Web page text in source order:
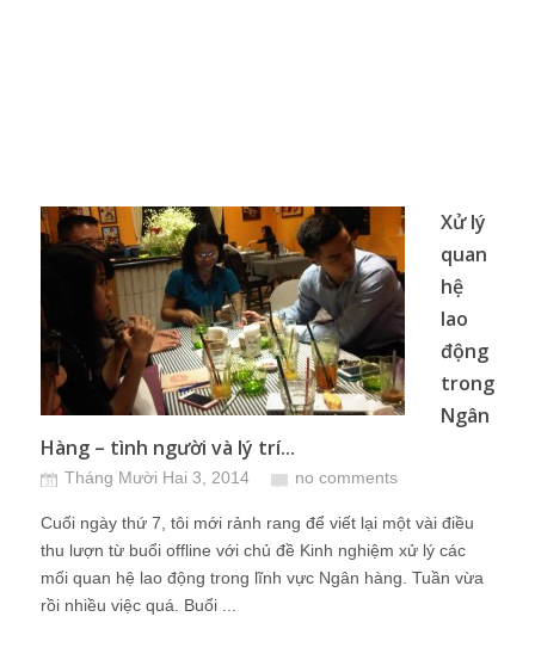
Xử lý
quan
hệ
lao
động
trong
Ngân
Hàng – tình người và lý trí...
Tháng Mười Hai 3, 2014 no comments
Cuối ngày thứ 7, tôi mới rảnh rang để viết lại một vài điều
thu lượn từ buổi offline với chủ đề Kinh nghiệm xử lý các
mối quan hệ lao động trong lĩnh vực Ngân hàng. Tuần vừa
rồi nhiều việc quá. Buổi ...